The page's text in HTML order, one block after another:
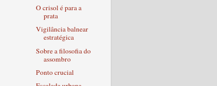
O crisol é para a
prata
Vigilância balnear
estratégica
Sobre a filosofia do
assombro
Ponto crucial